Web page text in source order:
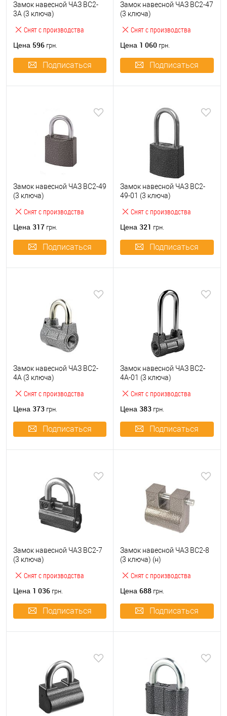
Снят с производства
Замок навесной ЧАЗ ВС2-
3А (3 ключа)
Цена 596 грн.
Подписаться
Снят с производства
Замок навесной ЧАЗ ВС2-47
(3 ключа)
Цена 1 060 грн.
Подписаться
Снят с производства
Замок навесной ЧАЗ ВС2-49
(3 ключа)
Цена 317 грн.
Подписаться
Снят с производства
Замок навесной ЧАЗ ВС2-
49-01 (3 ключа)
Цена 321 грн.
Подписаться
Снят с производства
Замок навесной ЧАЗ ВС2-
4А (3 ключа)
Цена 373 грн.
Подписаться
Снят с производства
Замок навесной ЧАЗ ВС2-
4А-01 (3 ключа)
Цена 383 грн.
Подписаться
Снят с производства
Замок навесной ЧАЗ ВС2-7
(3 ключа)
Цена 1 036 грн.
Подписаться
Снят с производства
Замок навесной ЧАЗ ВС2-8
(3 ключа) (н)
Цена 688 грн.
Подписаться